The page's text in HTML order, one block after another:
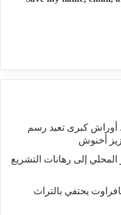
أوراش كبرى تعيد رسم
أخنوش
إلى رهانات التشريع
يحتفي بالتراث